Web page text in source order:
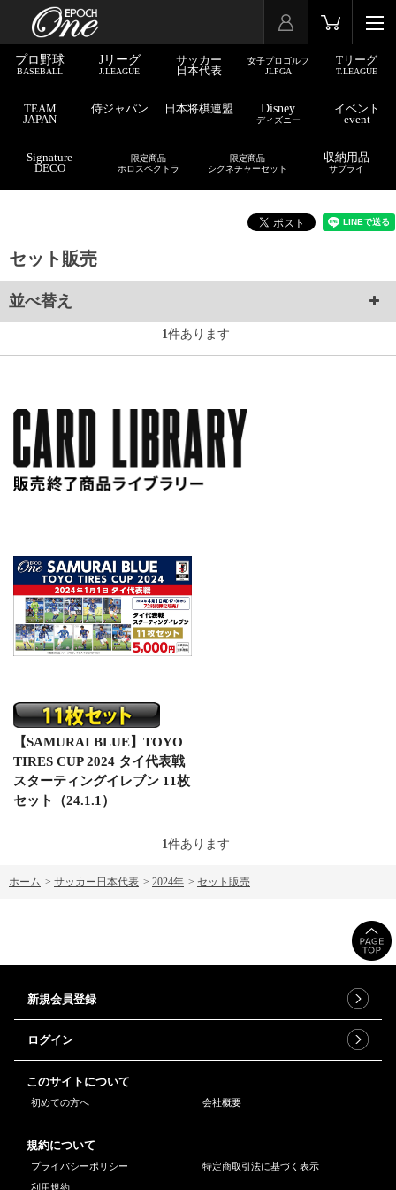
プロ野球
BASEBALL
Jリーグ
J.LEAGUE
サッカー
日本代表
女子プロゴルフ
JLPGA
Tリーグ
T.LEAGUE
TEAM
JAPAN
侍ジャパン 日本将棋連盟 Disney
ディズニー
イベント
event
Signature
DECO
限定商品
ホロスペクトラ
限定商品
シグネチャーセット
収納用品
サプライ
セット販売
並べ替え
1件あります
【SAMURAI BLUE】TOYO
TIRES CUP 2024 タイ代表戦
スターティングイレブン 11枚
セット（24.1.1）
1件あります
ホーム > サッカー日本代表 > 2024年 > セット販売
新規会員登録
ログイン
このサイトについて
初めての方へ 会社概要
規約について
プライバシーポリシー
特定商取引法に基づく表示
利用規約